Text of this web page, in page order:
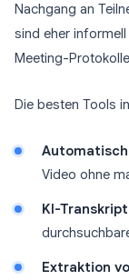
Nachgang an
sind eher
Meeting-
Die besten Tools
Video ohne
KI-
Extraktion